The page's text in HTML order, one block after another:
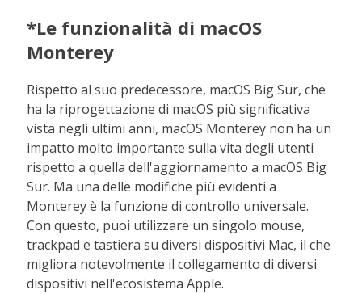
*Le funzionalità di macOS
Monterey
Rispetto al suo predecessore, macOS Big Sur, che
ha la riprogettazione di macOS più significativa
vista negli ultimi anni, macOS Monterey non ha un
impatto molto importante sulla vita degli utenti
rispetto a quella dell'aggiornamento a macOS Big
Sur. Ma una delle modifiche più evidenti a
Monterey è la funzione di controllo universale.
Con questo, puoi utilizzare un singolo mouse,
trackpad e tastiera su diversi dispositivi Mac, il che
migliora notevolmente il collegamento di diversi
dispositivi nell'ecosistema Apple.